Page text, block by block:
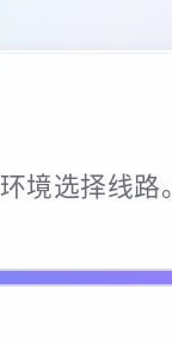
境选择线路。